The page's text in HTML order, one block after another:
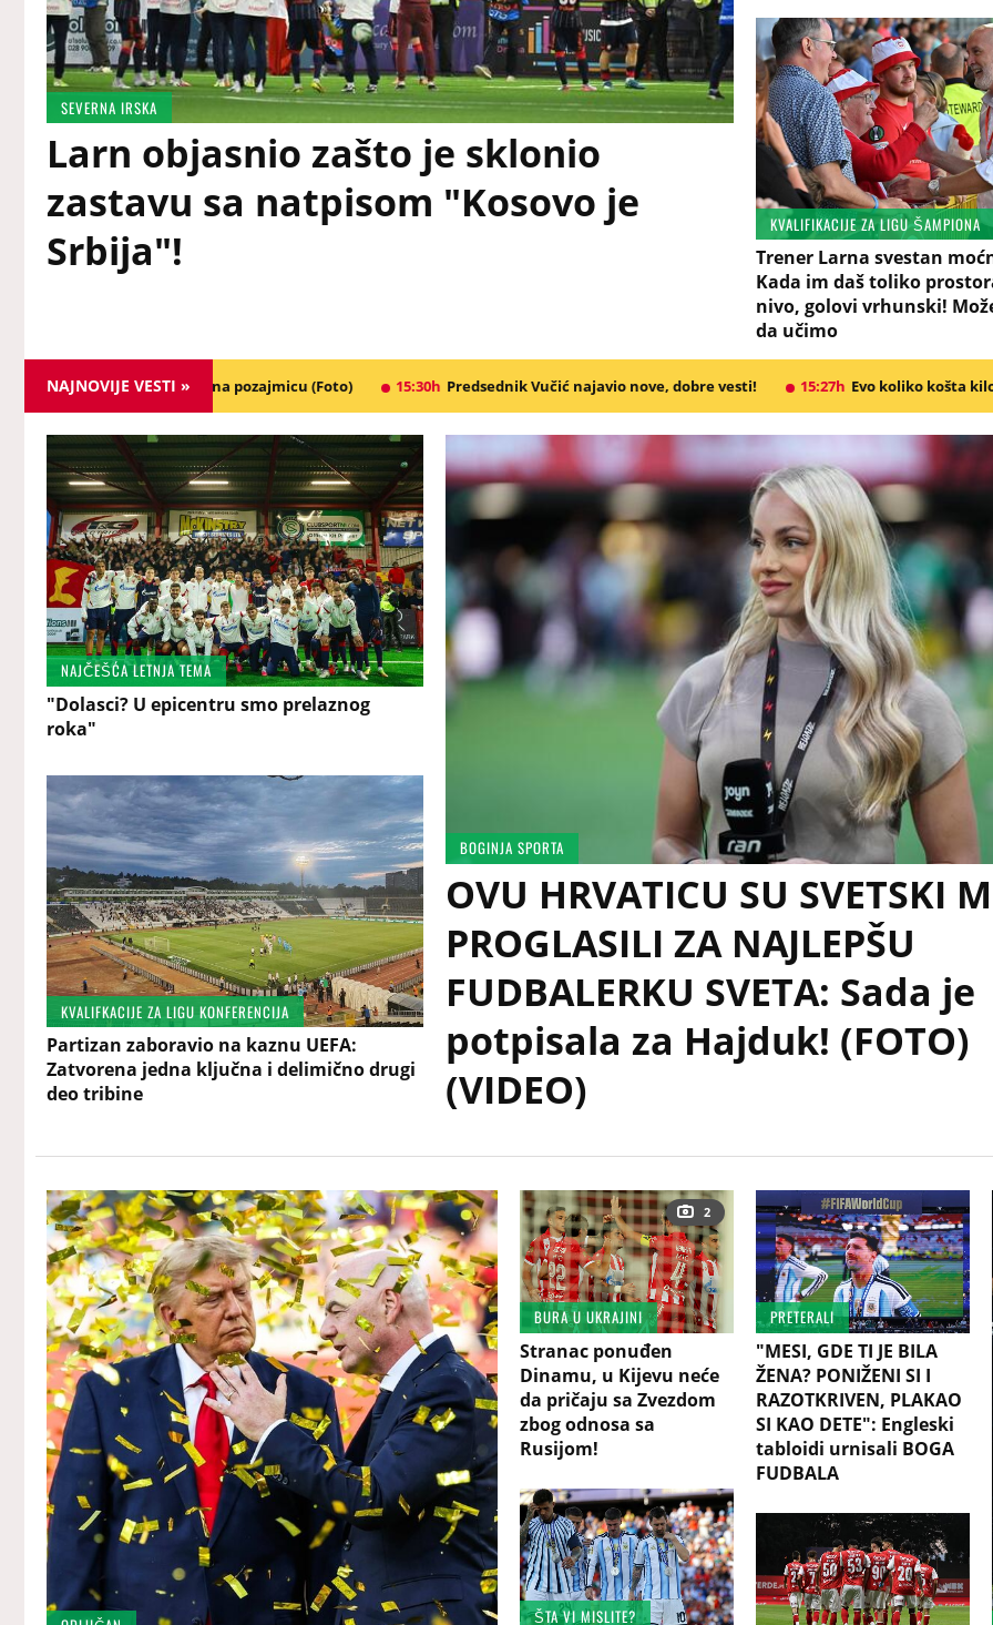
SEVERNA IRSKA
Larn objasnio zašto je sklonio
zastavu sa natpisom "Kosovo je
Srbija"!
KVALIFIKACIJE ZA LIGU ŠAMPIONA
Trener Larna svestan
Kada im daš toliko
nivo, golovi vrhunski!
da učimo
NAJNOVIJE VESTI »
na pozajmicu (Foto) 15:30h Predsednik Vučić najavio nove, dobre vesti! 15:27h Evo koliko košta kilogram prasetine, a koliko
NAJČEŠĆA LETNJA TEMA
"Dolasci? U epicentru smo prelaznog
roka"
KVALIFKACIJE ZA LIGU KONFERENCIJA
Partizan zaboravio na kaznu UEFA:
Zatvorena jedna ključna i delimično drugi
deo tribine
BOGINJA SPORTA
OVU HRVATICU SU SVETSKI
PROGLASILI ZA NAJLEPŠU
FUDBALERKU SVETA: Sada je
potpisala za Hajduk! (FOTO)
(VIDEO)
2
BURA U UKRAJINI
Stranac ponuđen
Dinamu, u Kijevu neće
da pričaju sa Zvezdom
zbog odnosa sa
Rusijom!
ŠTA VI MISLITE?
PRETERALI
"MESI, GDE TI JE BILA
ŽENA? PONIŽENI SI I
RAZOTKRIVEN, PLAKAO
SI KAO DETE": Engleski
tabloidi urnisali BOGA
FUDBALA